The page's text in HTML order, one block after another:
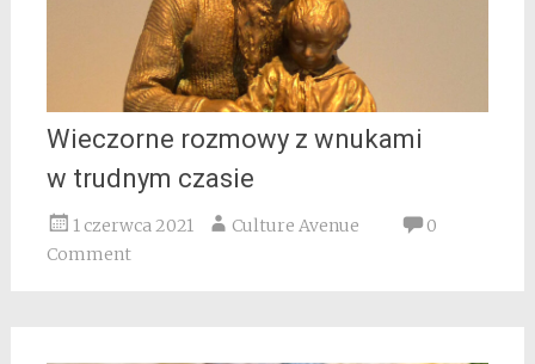
Wieczorne rozmowy z wnukami
w trudnym czasie
1 czerwca 2021 Culture Avenue
0
Comment